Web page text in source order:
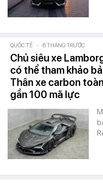
QUỐC TẾ - 6 THÁNG TRƯỚC
Chủ siêu xe
có thể tham khảo
Thân xe carbon
gần 100 mã lực